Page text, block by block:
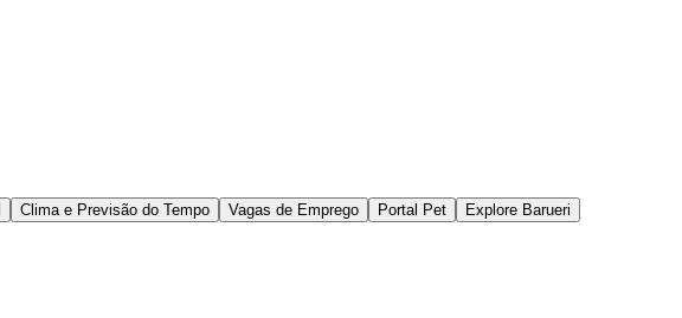
Clima e Previsão do Tempo Vagas de Emprego Portal Pet
Explore Barueri